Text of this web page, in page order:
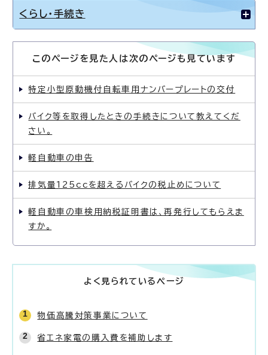
くらし・手続き
このページを見た人は次のページも見ています
特定小型原動機付自転車用ナンバープレートの交付
バイク等を取得したときの手続きについて教えてくだ
さい。
軽自動車の申告
排気量125ccを超えるバイクの税止めについて
軽自動車の車検用納税証明書は、再発行してもらえま
すか。
よく見られているページ
物価高騰対策事業について
省エネ家電の購入費を補助します